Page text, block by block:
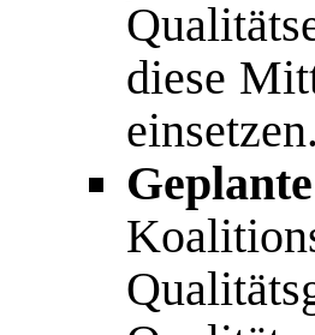
diese
einsetzen.